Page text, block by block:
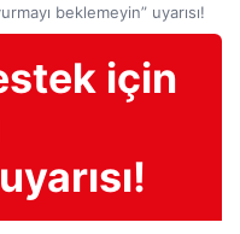
beklemeyin” uyarısı!
için